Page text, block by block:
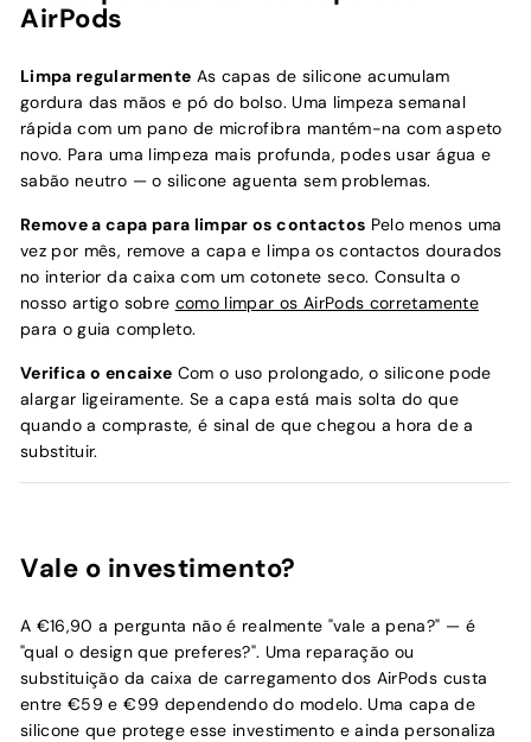
AirPods
Limpa regularmente As capas de silicone acumulam
gordura das mãos e pó do bolso. Uma limpeza semanal
rápida com um pano de microfibra mantém-na com aspeto
novo. Para uma limpeza mais profunda, podes usar água e
sabão neutro — o silicone aguenta sem problemas.
Remove a capa para limpar os contactos Pelo menos uma
vez por mês, remove a capa e limpa os contactos dourados
no interior da caixa com um cotonete seco. Consulta o
nosso artigo sobre como limpar os AirPods corretamente
para o guia completo.
Verifica o encaixe Com o uso prolongado, o silicone pode
alargar ligeiramente. Se a capa está mais solta do que
quando a compraste, é sinal de que chegou a hora de a
substituir.
Vale o investimento?
A €16,90 a pergunta não é realmente "vale a pena?" — é
"qual o design que preferes?". Uma reparação ou
substituição da caixa de carregamento dos AirPods custa
entre €59 e €99 dependendo do modelo. Uma capa de
silicone que protege esse investimento e ainda personaliza